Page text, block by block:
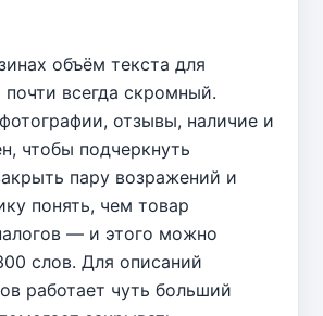
объём текста для
почти всегда скромный.
отзывы, наличие и
чтобы подчеркнуть
пару возражений и
понять, чем товар
— и этого можно
слов. Для описаний
работает чуть больший